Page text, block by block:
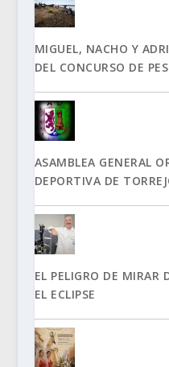
MIGUEL, NACHO Y
DEL CONCURSO DE
ASAMBLEA GENERAL
DEPORTIVA DE
EL PELIGRO DE MIRAR
EL ECLIPSE